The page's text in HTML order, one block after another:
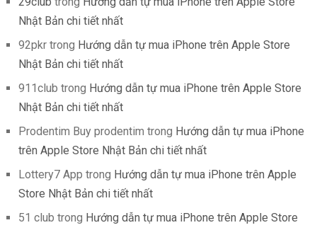
Nhật Bản chi tiết nhất
92pkrtrong Hướng dẫn tự mua iPhone trên Apple Store
Nhật Bản chi tiết nhất
911club trong Hướng dẫn tự mua iPhone trên Apple Store
Nhật Bản chi tiết nhất
Prodentim Buy prodentim trong Hướng dẫn tự mua iPhone
trên Apple Store Nhật Bản chi tiết nhất
Lottery7 App trong Hướng dẫn tự mua iPhone trên Apple
Store Nhật Bản chi tiết nhất
51 club trong Hướng dẫn tự mua iPhone trên Apple Store